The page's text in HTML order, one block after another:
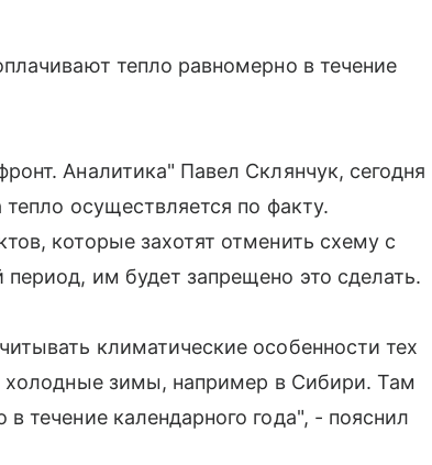
тепло равномерно в течение
Аналитика" Павел Склянчук, сегодня
осуществляется по факту.
которые захотят отменить схему с
им будет запрещено это сделать.
климатические особенности тех
холодные зимы, например в Сибири. Там
течение календарного года", - пояснил